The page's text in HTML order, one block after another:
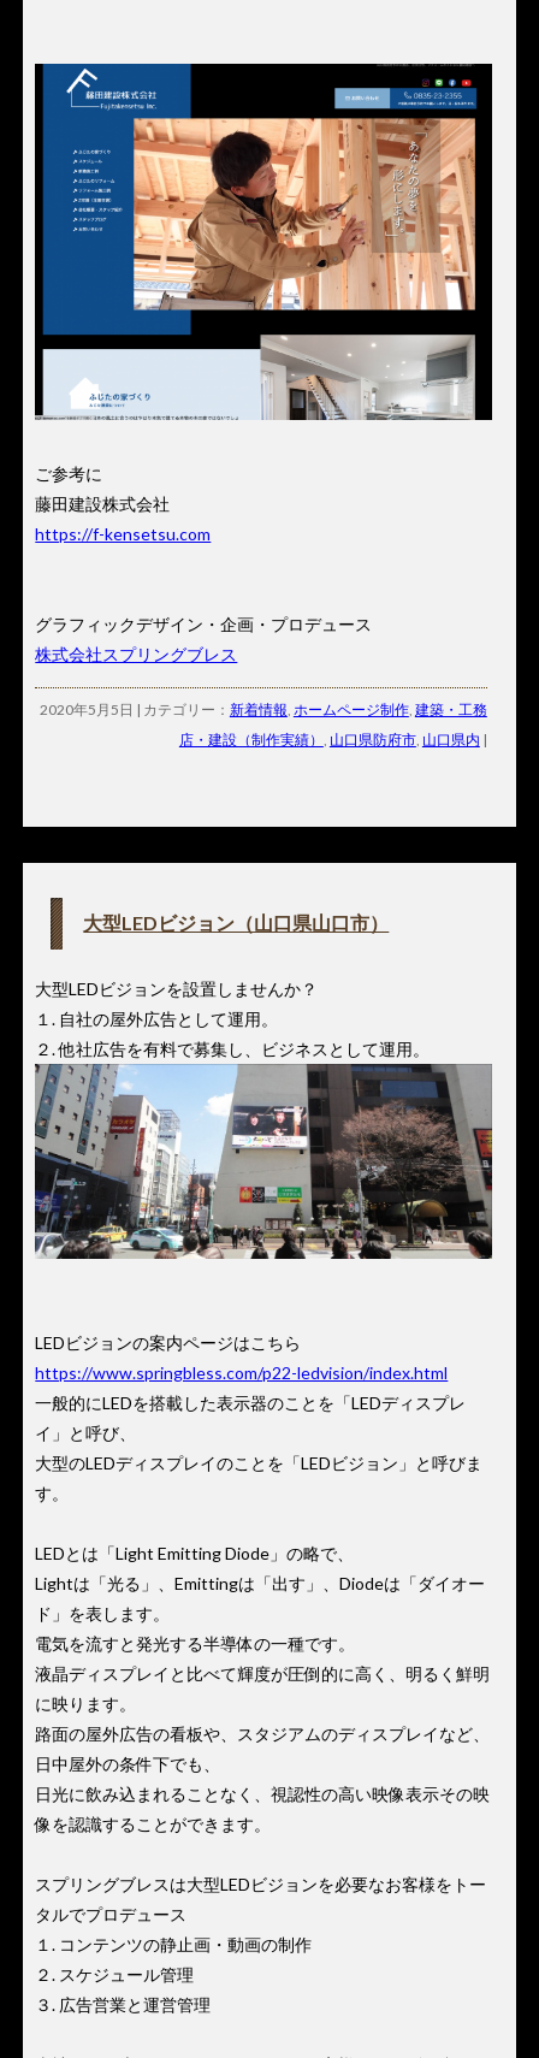
ご参考に
藤田建設株式会社
https://f-kensetsu.com
グラフィックデザイン・企画・プロデュース
株式会社スプリングブレス
2020年5月5日 | カテゴリー： 新着情報 ホームページ制作, 建築・工務
店・建設（制作実績）
山口県防府市, 山口県内 |
大型LEDビジョン（山口県山口市）
大型LEDビジョンを設置しませんか？
１. 自社の屋外広告として運用。
２. 他社広告を有料で募集し、ビジネスとして運用。
LEDビジョンの案内ページはこちら
https://www.springbless.com/p22-ledvision/index.html
一般的にLEDを搭載した表示器のことを「LEDディスプレ
イ」と呼び、
大型のLEDディスプレイのことを「LEDビジョン」と呼びま
す。
LEDとは「Light Emitting Diode」の略で、
Lightは「光る」、Emittingは「出す」、Diodeは「ダイオー
ド」を表します。
電気を流すと発光する半導体の一種です。
液晶ディスプレイと比べて輝度が圧倒的に高く、明るく鮮明
に映ります。
路面の屋外広告の看板や、スタジアムのディスプレイなど、
日中屋外の条件下でも、
日光に飲み込まれることなく、視認性の高い映像表示その映
像を認識することができます。
スプリングブレスは大型LEDビジョンを必要なお客様をトー
タルでプロデュース
１. コンテンツの静止画・動画の制作
２. スケジュール管理
３. 広告営業と運営管理